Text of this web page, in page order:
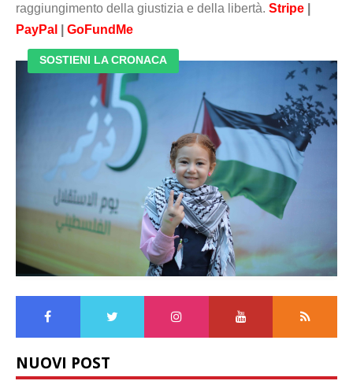
raggiungimento della giustizia e della libertà. Stripe
PayPal
GoFundMe
SOSTIENI LA CRONACA
NUOVI POST